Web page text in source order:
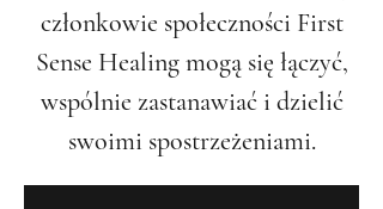
członkowie społeczności First
Sense Healing mogą się łączyć,
wspólnie zastanawiać i dzielić
swoimi spostrzeżeniami.